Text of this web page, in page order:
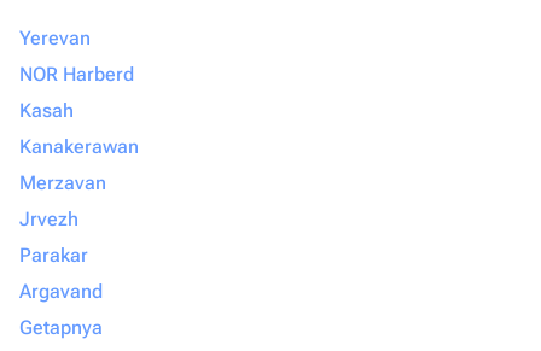
Yerevan
NOR Harberd
Kasah
Kanakerawan
Merzavan
Jrvezh
Parakar
Argavand
Getapnya